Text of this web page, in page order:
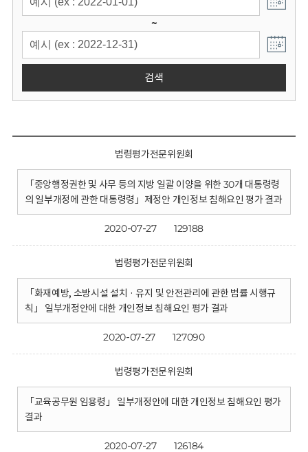
~
검색
법령평가전문위원회
「중앙행정권한 및 사무 등의 지방 일괄 이양을 위한 30개 대통령령
의 일부개정에 관한 대통령령」제정안 개인정보 침해요인 평가 결과
2020-07-27 129188
법령평가전문위원회
「화재예방, 소방시설 설치 · 유지 및 안전관리에 관한 법률 시행규
칙」 일부개정안에 대한 개인정보 침해요인 평가 결과
2020-07-27 127090
법령평가전문위원회
「교육공무원 임용령」 일부개정안에 대한 개인정보 침해요인 평가
결과
2020-07-27 126184